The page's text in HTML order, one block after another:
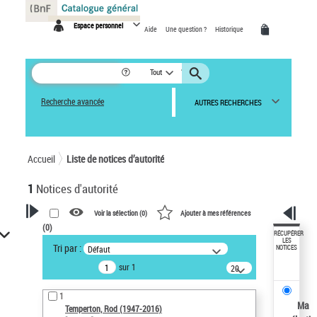
Espace personnel Aide Une question ? Historique
Tout
Recherche avancée AUTRES RECHERCHES
Accueil Liste de notices d’autorité
1 Notices d'autorité
VOTRE RECHERCHE
Recherche avancée dans les
notices d’autorité
Œuvres liées à l'auteur :
Temperton, Rod (1947-2016)
Voir la sélection (0) Ajouter à mes références
(0)
Tri par : Défaut
sur 1
20
résultats/page
1
Temperton, Rod (1947-2016)
RÉCUPÉRER
LES
NOTICES
Ma
Panneau de gestion des cookies